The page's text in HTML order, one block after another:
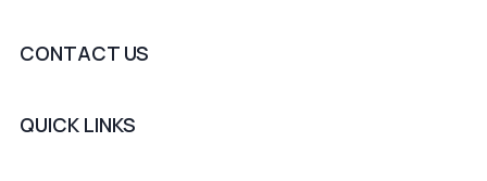
CONTACT US
QUICK LINKS